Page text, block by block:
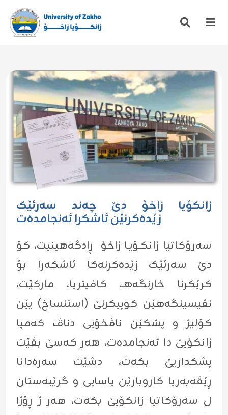
زانکۆیا زاخۆ دێ چەند سەرئێک
زێدەکرنێن ئاشکرا ئەنجامدەت
سەرۆكاتیا زانكـۆیـا زاخۆ ڕادگەهینیت، کۆ
دێ سەرئێک زێدەکرنەکا ئاشکەرا بۆ
کرێکرنا خارنگەهـ، کافیتریا، مارکێت،
نڤیسینگەهێن کوپیکرنێ (استنساخ) یێن
کۆلیژ و پشکێن ناڤخۆیی دناڤ کەمپا
زانکۆیێ دا ئەنجامدەت، هەر کەسێ بڤێت
پشکداریێ بکەت، دشێت سەرەدانا
ڕێڤەبەریا کاروبارێن یاسایی و گرێبەستان
ل سەرۆکاتیا زانکۆیێ بکەت، هەر ژ ڕۆژا